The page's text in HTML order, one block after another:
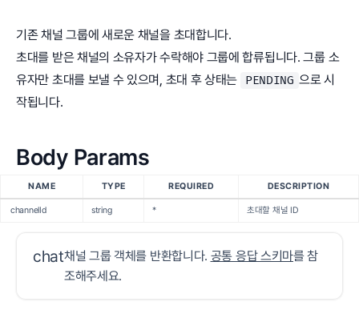
기존 채널 그룹에 새로운 채널을 초대합니다.
초대를 받은 채널의 소유자가 수락해야 그룹에 합류됩니다. 그룹 소
유자만 초대를 보낼 수 있으며, 초대 후 상태는
PENDING 으로 시
작됩니다.
Body Params
NAME TYPE REQUIRED DESCRIPTION
channelId string * 초대할 채널 ID
chat채널 그룹 객체를 반환합니다. 공통 응답 스키마를 참
조해주세요.